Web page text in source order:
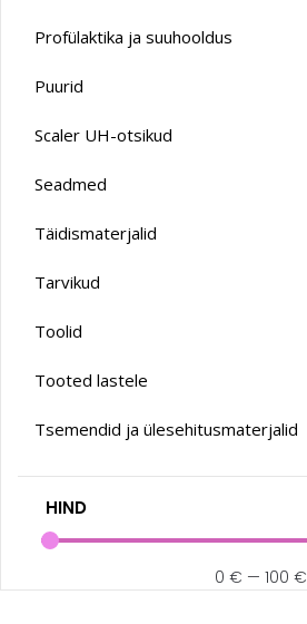
Profülaktika ja suuhooldus
Puurid
Scaler UH-otsikud
Seadmed
Täidismaterjalid
Tarvikud
Toolid
Tooted lastele
Tsemendid ja ülesehitusmaterjalid
HIND
0 € — 100 €